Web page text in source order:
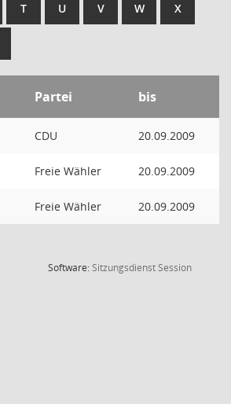
T U V W X
Partei bis
CDU 20.09.2009
Freie Wähler 20.09.2009
Freie Wähler 20.09.2009
Software:SitzungsdienstSession(Wird in